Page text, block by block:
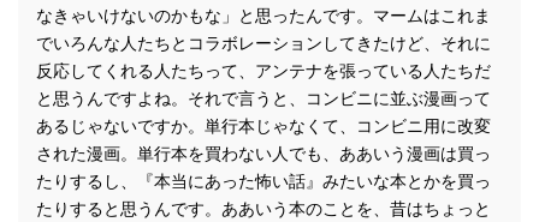
なきゃいけないのかもな」と思ったんです。マームはこれま
でいろんな人たちとコラボレーションしてきたけど、それに
反応してくれる人たちって、アンテナを張っている人たちだ
と思うんですよね。それで言うと、コンビニに並ぶ漫画って
あるじゃないですか。単行本じゃなくて、コンビニ用に改変
された漫画。単行本を買わない人でも、ああいう漫画は買っ
たりするし、『本当にあった怖い話』みたいな本とかを買っ
たりすると思うんです。ああいう本のことを、昔はちょっと